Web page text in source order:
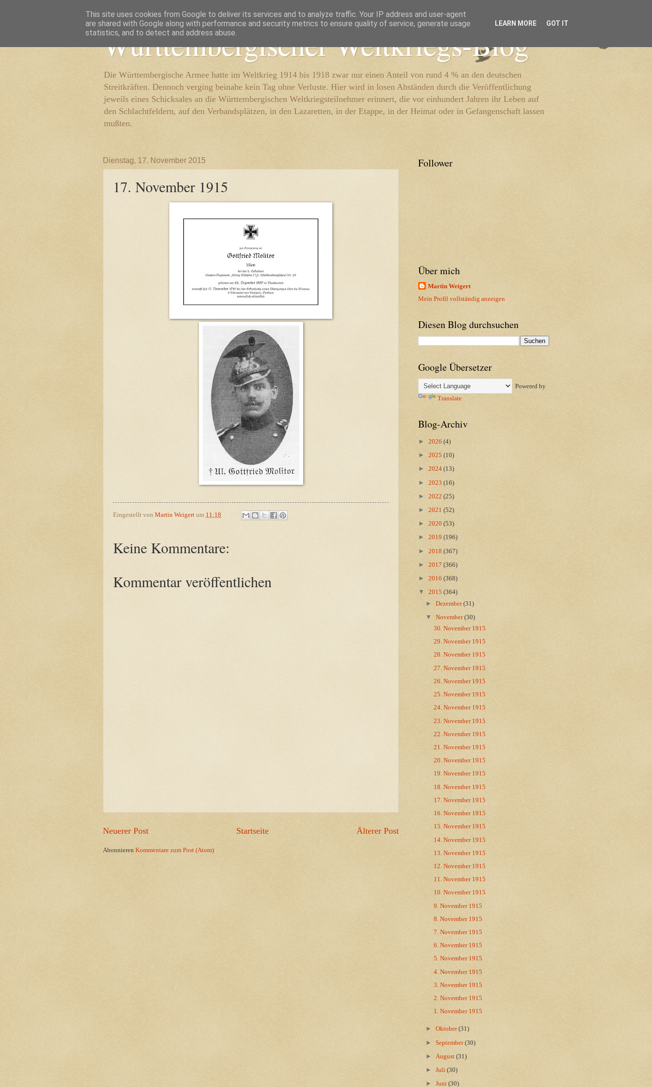
Württembergischer Weltkriegs-Blog
Die Württembergische Armee hatte im Weltkrieg 1914 bis 1918 zwar nur einen Anteil von rund 4 % an den deutschen
Streitkräften. Dennoch verging beinahe kein Tag ohne Verluste. Hier wird in losen Abständen durch die Veröffentlichung
jeweils eines Schicksales an die Württembergischen Weltkriegsteilnehmer erinnert, die vor einhundert Jahren ihr Leben auf
den Schlachtfeldern, auf den Verbandsplätzen, in den Lazaretten, in der Etappe, in der Heimat oder in Gefangenschaft lassen
mußten.
Dienstag, 17. November 2015
17. November 1915
Eingestellt von Martin Weigert um 11:18
Keine Kommentare:
Kommentar veröffentlichen
Neuerer Post Älterer Post
Startseite
Abonnieren Kommentare zum Post (Atom)
Follower
Über mich
Martin Weigert
Mein Profil vollständig anzeigen
Diesen Blog durchsuchen
Google Übersetzer
Powered by
Translate
Blog-Archiv
► 2026 (4)
► 2025 (10)
► 2024 (13)
► 2023 (16)
► 2022 (25)
► 2021 (52)
► 2020 (53)
► 2019 (196)
► 2018 (367)
► 2017 (366)
► 2016 (368)
▼ 2015 (364)
►Dezember(31)
▼November(30)
30. November 1915
29. November 1915
28. November 1915
27. November 1915
26. November 1915
25. November 1915
24. November 1915
23. November 1915
22. November 1915
21. November 1915
20. November 1915
19. November 1915
18. November 1915
17. November 1915
16. November 1915
15. November 1915
14. November 1915
13. November 1915
12. November 1915
11. November 1915
10. November 1915
9. November 1915
8. November 1915
7. November 1915
6. November 1915
5. November 1915
4. November 1915
3. November 1915
2. November 1915
1. November 1915
►Oktober(31)
►September(30)
► August(31)
►Juli(30)
►Juni(30)
This site uses cookies from Google to deliver its services and to analyze traffic. Your IP address and user-agent
are shared with Google along with performance and security metrics to ensure quality of service, generate usage
statistics, and to detect and address abuse.
LEARN MORE GOT IT